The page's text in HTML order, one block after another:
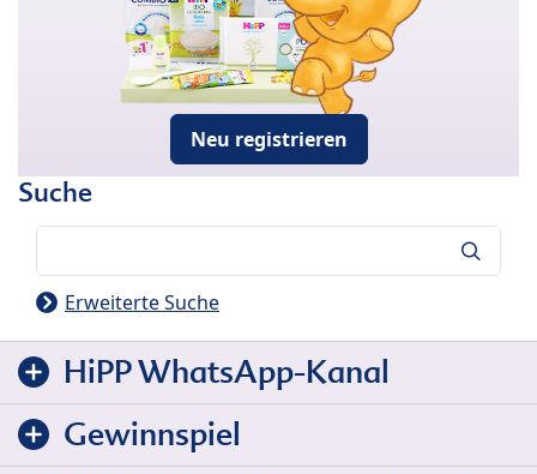
Neu registrieren
Suche
Erweiterte Suche
HiPP WhatsApp-Kanal
Gewinnspiel